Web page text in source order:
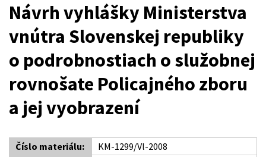
Návrh vyhlášky Ministerstva
vnútra Slovenskej republiky
o podrobnostiach o služobnej
rovnošate Policajného zboru
a jej vyobrazení
Číslo materiálu:
KM-1299/Vl-2008